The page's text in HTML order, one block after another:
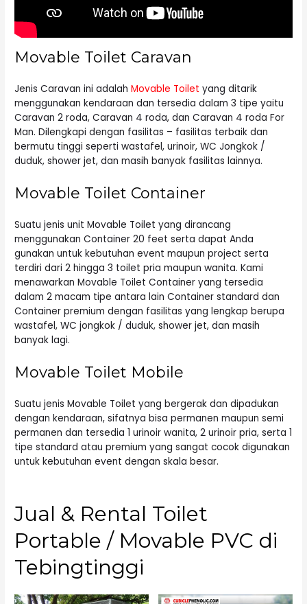
Movable Toilet Caravan
Jenis Caravan ini adalahMovable Toilet yang ditarik
menggunakan kendaraan dan tersedia dalam 3 tipe yaitu
Caravan 2 roda, Caravan 4 roda, dan Caravan 4 roda For
Man. Dilengkapi dengan fasilitas – fasilitas terbaik dan
bermutu tinggi seperti wastafel, urinoir, WC Jongkok /
duduk, shower jet, dan masih banyak fasilitas lainnya.
Movable Toilet Container
Suatu jenis unit Movable Toilet yang dirancang
menggunakan Container 20 feet serta dapat Anda
gunakan untuk kebutuhan event maupun project serta
terdiri dari 2 hingga 3 toilet pria maupun wanita. Kami
menawarkan Movable Toilet Container yang tersedia
dalam 2 macam tipe antara lain Container standard dan
Container premium dengan fasilitas yang lengkap berupa
wastafel, WC jongkok / duduk, shower jet, dan masih
banyak lagi.
Movable Toilet Mobile
Suatu jenis Movable Toilet yang bergerak dan dipadukan
dengan kendaraan, sifatnya bisa permanen maupun semi
permanen dan tersedia 1 urinoir wanita, 2 urinoir pria, serta 1
tipe standard atau premium yang sangat cocok digunakan
untuk kebutuhan event dengan skala besar.
Jual & Rental Toilet
Portable / Movable PVC di
Tebingtinggi